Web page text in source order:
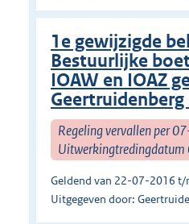
1e gewijzigde
Bestuurlijke
IOAW en IOAZ
Geertruidenberg
Regeling vervallen per
Geldend van 22-07-2016
Uitgegeven door: